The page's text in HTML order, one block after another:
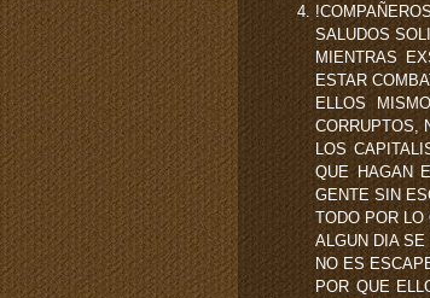
SALUDOS
MIENTRAS
ESTAR
ELLOS
CORRUPTOS,
LOS
QUE HAGAN
GENTE SIN
TODO POR
ALGUN DIA
NO ES
POR QUE